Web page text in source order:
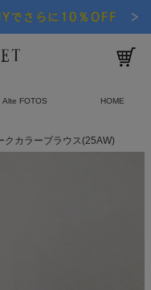
Alte FOTOS HOME
クカラーブラウス(25AW)